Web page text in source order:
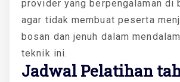
provider yang berpengalaman di
agar tidak membuat peserta
bosan dan jenuh dalam
teknik ini.
Jadwal Pelatihan